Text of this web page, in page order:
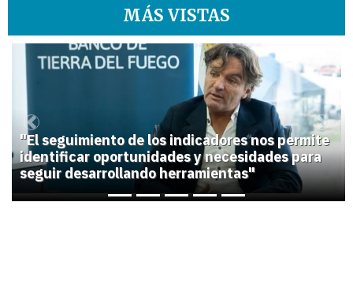
MÁS VISTAS
1
"El seguimiento de los indicadores nos permite
identificar oportunidades y necesidades para
seguir desarrollando herramientas"
Previous Next